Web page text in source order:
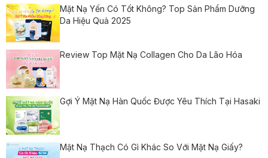
Mặt Nạ Yến Có Tốt Không? Top Sản Phẩm Dưỡng
Da Hiệu Quả 2025
Review Top Mặt Nạ Collagen Cho Da Lão Hóa
Gợi Ý Mặt Nạ Hàn Quốc Được Yêu Thích Tại Hasaki
Mặt Nạ Thạch Có Gì Khác So Với Mặt Nạ Giấy?